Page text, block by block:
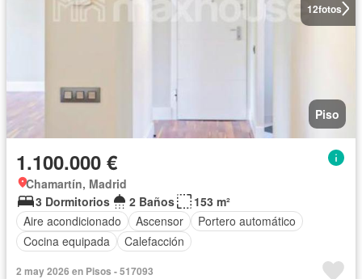
12fotos
Piso
1.100.000 €
Chamartín, Madrid
3 Dormitorios
2 Baños
153 m²
Aire acondicionado
Ascensor
Portero automático
Cocina equipada
Calefacción
2 may 2026 en Pisos - 517093